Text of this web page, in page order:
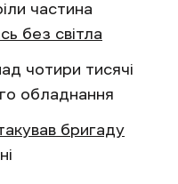
частина
без світла
чотири тисячі
обладнання
бригаду